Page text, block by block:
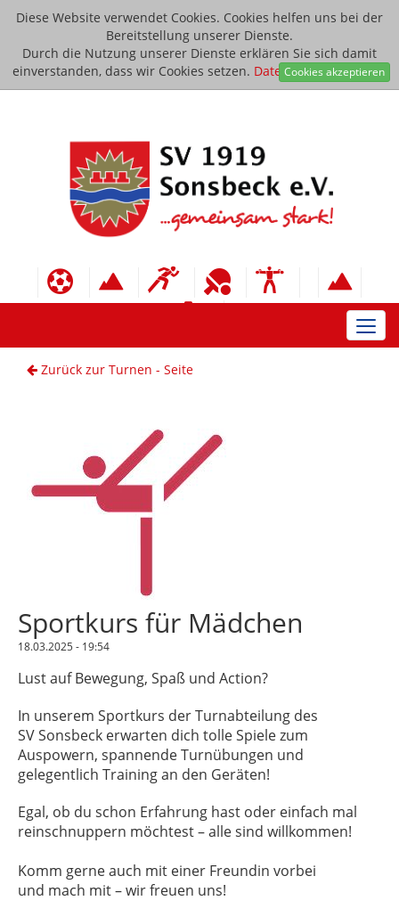
Diese Website verwendet Cookies. Cookies helfen uns bei der
Bereitstellung unserer Dienste.
Durch die Nutzung unserer Dienste erklären Sie sich damit
einverstanden, dass wir Cookies setzen. Datenschutzerklärung
Cookies akzeptieren
Zurück zur Turnen - Seite
Sportkurs für Mädchen
18.03.2025 - 19:54
Lust auf Bewegung, Spaß und Action?
In unserem Sportkurs der Turnabteilung des
SV Sonsbeck erwarten dich tolle Spiele zum
Auspowern, spannende Turnübungen und
gelegentlich Training an den Geräten!
Egal, ob du schon Erfahrung hast oder einfach mal
reinschnuppern möchtest – alle sind willkommen!
Komm gerne auch mit einer Freundin vorbei
und mach mit – wir freuen uns!